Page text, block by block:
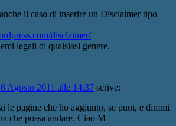
il caso di inserire un Disclaimer tipo
disclaimer/
legali di qualsiasi genere.
Agosto 2011 alle 14:37 scrive:
le pagine che ho aggiunto, se puoi, e dimmi
che possa andare. Ciao M